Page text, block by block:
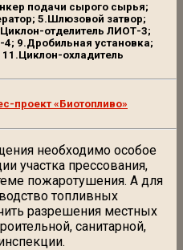
подачи сырого сырья;
5.Шлюзовой затвор;
отделитель ЛИОТ-3;
9.Дробильная установка;
охладитель
проект «Биотопливо»
необходимо особое
участка прессования,
пожаротушения. А для
топливных
разрешения местных
санитарной,